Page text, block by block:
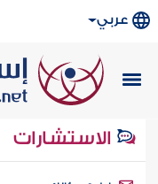
عربي
الاستشارات